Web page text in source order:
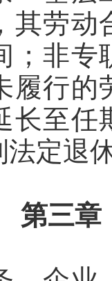
其劳动
；非专
履行
长至
法定退
第三